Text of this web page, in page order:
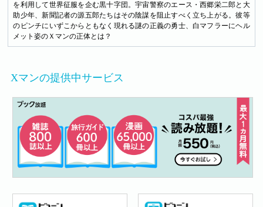
を利用して世界征服を企む黒十字団。宇宙警察のエース・西郷栄二郎と大
助少年、新聞記者の源五郎たちはその陰謀を阻止すべく立ち上がる。彼等
のピンチにいずこからともなく現れる謎の正義の勇士、白マフラーにヘル
メット姿のＸマンの正体とは？
Xマンの提供中サービス